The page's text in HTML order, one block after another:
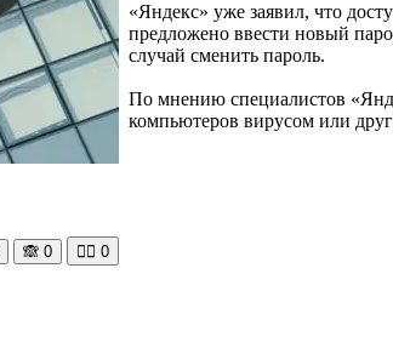
«Яндекс» уже заявил, что
предложено ввести новый
случай сменить пароль.
По мнению специалистов
компьютеров вирусом или
🙈 0 🧘‍♀️ 0